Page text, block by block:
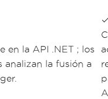
en la API .NET ; los
analizan la fusión a